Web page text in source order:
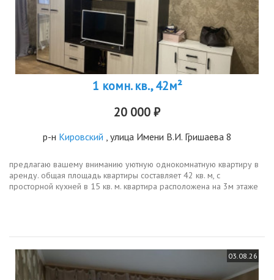
1 комн. кв., 42м²
20 000 ₽
р-н Кировский , улица Имени В.И. Гришаева 8
предлагаю вашему вниманию уютную однокомнатную квартиру в
аренду. общая площадь квартиры составляет 42 кв. м, с
просторной кухней в 15 кв. м. квартира расположена на 3м этаже
03.08.26